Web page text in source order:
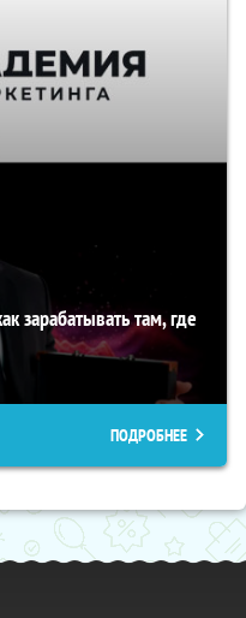
зарабатывать там, где
ПОДРОБНЕЕ